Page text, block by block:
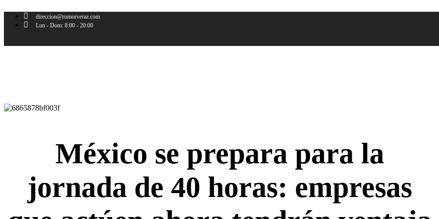
content
direccion@rumorveraz.com
Lun - Dom: 8:00 - 20:00
México se prepara para la
jornada de 40 horas: empresas